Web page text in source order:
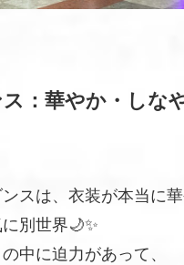
：華やか・しな
スは、衣装が本当に華
別世界🌙✨
中に迫力があって、